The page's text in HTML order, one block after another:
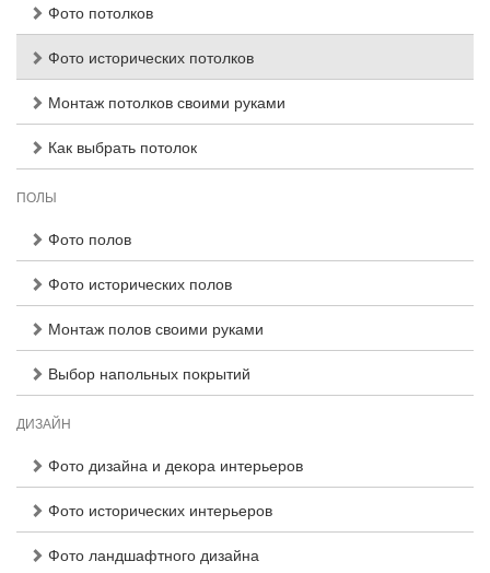
Фото потолков
Фото исторических потолков
Монтаж потолков своими руками
Как выбрать потолок
ПОЛЫ
Фото полов
Фото исторических полов
Монтаж полов своими руками
Выбор напольных покрытий
ДИЗАЙН
Фото дизайна и декора интерьеров
Фото исторических интерьеров
Фото ландшафтного дизайна